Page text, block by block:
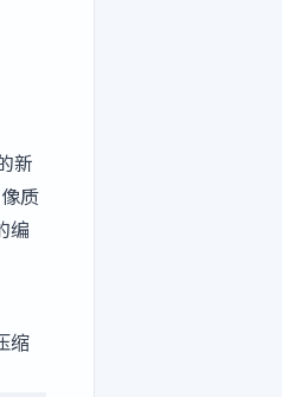
新
质
编
缩